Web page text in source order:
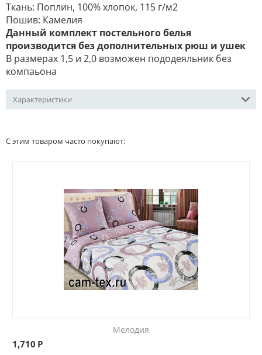
Ткань: Поплин, 100% хлопок, 115 г/м2
Пошив: Камелия
Данный комплект постельного белья
производится без дополнительных рюш и ушек
В размерах 1,5 и 2,0 возможен пододеяльник без
компаьона
Характеристики
С этим товаром часто покупают:
Мелодия
1,710 Р